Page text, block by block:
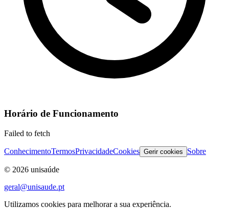
Horário de Funcionamento
Failed to fetch
ConhecimentoTermosPrivacidadeCookies Gerir cookies Sobre
© 2026 unisaúde
geral@unisaude.pt
Utilizamos cookies para melhorar a sua experiência.